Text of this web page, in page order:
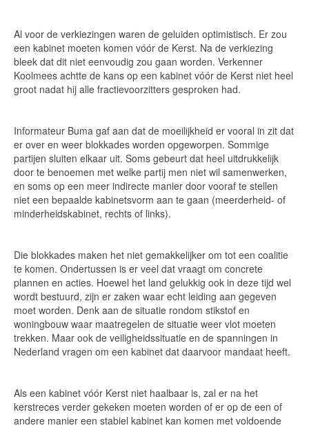
Al voor de verkiezingen waren de geluiden optimistisch. Er zou
een kabinet moeten komen vóór de Kerst. Na de verkiezing
bleek dat dit niet eenvoudig zou gaan worden. Verkenner
Koolmees achtte de kans op een kabinet vóór de Kerst niet heel
groot nadat hij alle fractievoorzitters gesproken had.
Informateur Buma gaf aan dat de moeilijkheid er vooral in zit dat
er over en weer blokkades worden opgeworpen. Sommige
partijen sluiten elkaar uit. Soms gebeurt dat heel uitdrukkelijk
door te benoemen met welke partij men niet wil samenwerken,
en soms op een meer indirecte manier door vooraf te stellen
niet een bepaalde kabinetsvorm aan te gaan (meerderheid- of
minderheidskabinet, rechts of links).
Die blokkades maken het niet gemakkelijker om tot een coalitie
te komen. Ondertussen is er veel dat vraagt om concrete
plannen en acties. Hoewel het land gelukkig ook in deze tijd wel
wordt bestuurd, zijn er zaken waar echt leiding aan gegeven
moet worden. Denk aan de situatie rondom stikstof en
woningbouw waar maatregelen de situatie weer vlot moeten
trekken. Maar ook de veiligheidssituatie en de spanningen in
Nederland vragen om een kabinet dat daarvoor mandaat heeft.
Als een kabinet vóór Kerst niet haalbaar is, zal er na het
kerstreces verder gekeken moeten worden of er op de een of
andere manier een stabiel kabinet kan komen met voldoende